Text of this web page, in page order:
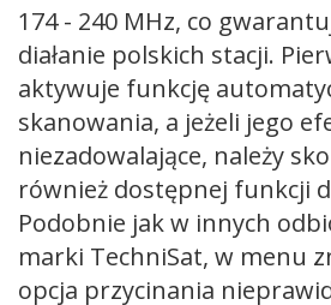
174 - 240 MHz, co
diałanie polskich stacji.
aktywuje funkcję
skanowania, a jeżeli jego
niezadowalające, należy
również dostępnej funkcji
Podobnie jak w innych
marki TechniSat, w menu
opcja przycinania